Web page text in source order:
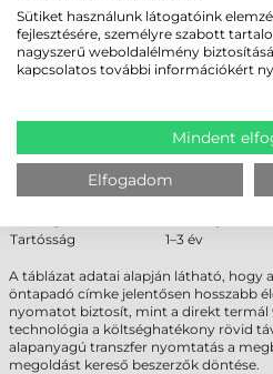
Direkt termál
6–18 hónap
Műanyag
5–10 év
ÖSSZEHASONLÍTÁS
Tulajdonság Papír
jobb
Fényállóság
stabil
Tartósság
1–3 év
A táblázat adatai alapján látható, hogy
öntapadó címke jelentősen hosszabb
nyomatot biztosít, mint a direkt termál
technológia a költséghatékony rövid
alapanyagú transzfer nyomtatás a
megoldást kereső beszerzők döntése.
Sütiket használunk látogatóink
fejlesztésére, személyre szabott
nagyszerű weboldalélmény
kapcsolatos további információkért
Mindent
Elfogadom